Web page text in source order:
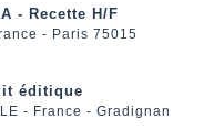
- Recette H/F
- Paris 75015
éditique
- France - Gradignan